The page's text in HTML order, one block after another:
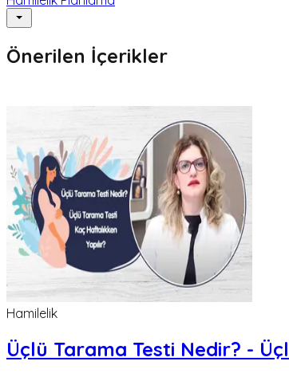
Önerilen İçerikler
Hamilelik
Üçlü Tarama Testi Nedir? -